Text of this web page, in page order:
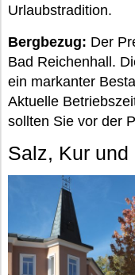
Urlaubstradition.
Bergbezug: Der
Bad Reichenhall.
ein markanter
Aktuelle
sollten Sie vor der
Salz, Kur